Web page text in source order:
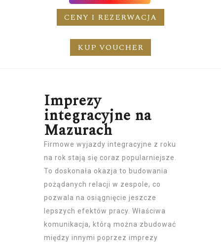
CENY I REZERWACJA
KUP VOUCHER
Imprezy
integracyjne na
Mazurach
Firmowe wyjazdy integracyjne z roku
na rok stają się coraz popularniejsze.
To doskonała okazja to budowania
pożądanych relacji w zespole, co
pozwala na osiągnięcie jeszcze
lepszych efektów pracy. Właściwa
komunikacja, którą można zbudować
między innymi poprzez imprezy